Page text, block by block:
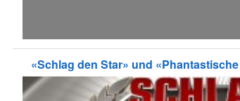
«Schlag den Star» und